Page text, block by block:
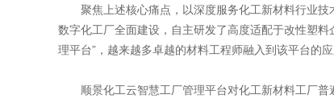
聚焦上述核心痛点，以深度服务化工新材料行业技
数字化工厂全面建设，自主研发了高度适配于改性塑
理平台”，越来越多卓越的材料工程师融入到该平台的应
顺景化工云智慧工厂管理平台对化工新材料工厂普